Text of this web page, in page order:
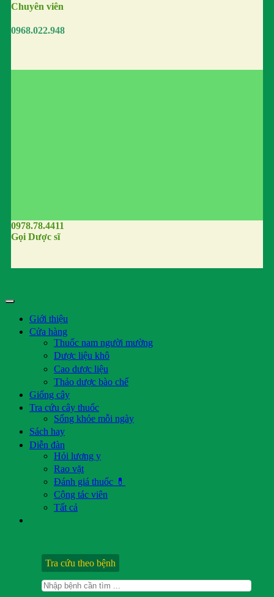
Chuyên viên
0968.022.948
0978.78.4411
Gọi Dược sĩ
Giới thiệu
Cửa hàng
Thuốc nam người mường
Dược liệu khô
Cao dược liệu
Thảo dược bào chế
Giống cây
Tra cứu cây thuốc
Sống khỏe mỗi ngày
Sách hay
Diễn đàn
Hỏi lương y
Rao vặt
Đánh giá thuốc 💊
Cộng tác viên
Tất cả
Tra cứu theo bệnh